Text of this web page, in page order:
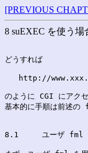
[PREVIOUS
8 suEXEC を使う場
どうすれば
http://
のように CGI にアクセ
基本的に手順は前述の
8.1	ユーザ